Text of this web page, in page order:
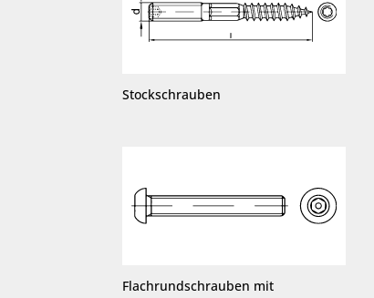
Stockschrauben
Flachrundschrauben mit